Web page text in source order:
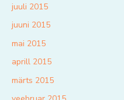
juuli 2015
juuni 2015
mai 2015
aprill 2015
märts 2015